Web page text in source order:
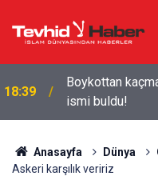
18:39
Boykottan
ismi buldu!
Anasayfa Dünya
Askeri karşılık veririz